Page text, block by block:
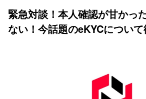
緊急対談！本人確認が甘かっ
ない！今話題のeKYCについて